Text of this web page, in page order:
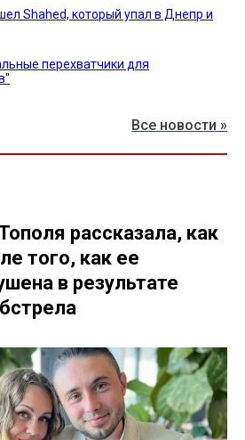
Shahed, который упал в Днепр и
перехватчики для
Все новости »
рассказала, как
того, как ее
в результате